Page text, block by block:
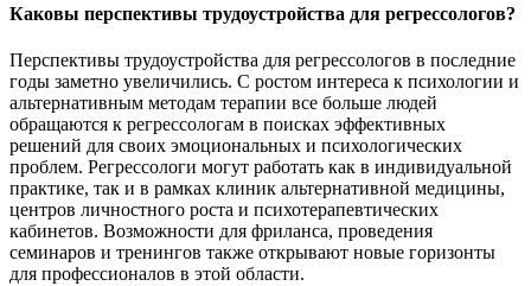
Каковы перспективы трудоустройства для регрессологов?
Перспективы трудоустройства для регрессологов в последние
годы заметно увеличились. С ростом интереса к психологии и
альтернативным методам терапии все больше людей
обращаются к регрессологам в поисках эффективных
решений для своих эмоциональных и психологических
проблем. Регрессологи могут работать как в индивидуальной
практике, так и в рамках клиник альтернативной медицины,
центров личностного роста и психотерапевтических
кабинетов. Возможности для фриланса, проведения
семинаров и тренингов также открывают новые горизонты
для профессионалов в этой области.